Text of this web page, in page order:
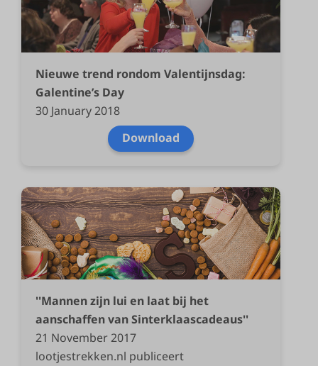
Nieuwe trend rondom Valentijnsdag:
Galentine’s Day
30 January 2018
Download
''Mannen zijn lui en laat bij het
aanschaffen van Sinterklaascadeaus''
21 November 2017
lootjestrekken.nl publiceert